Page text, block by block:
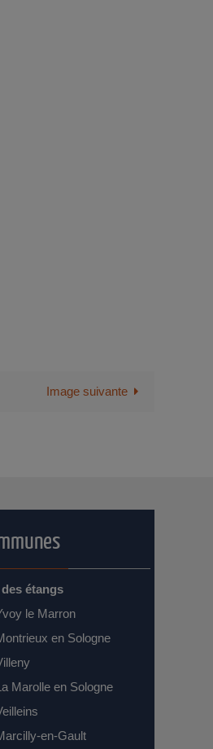
Image suivante
étangs
le Marron
en Sologne
Marolle en Sologne
en-Gault